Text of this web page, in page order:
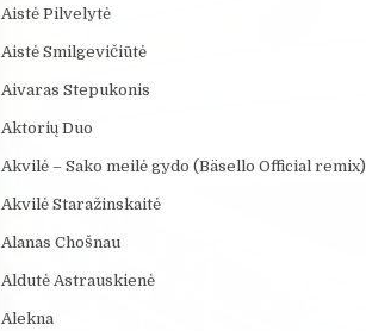
Aistė Pilvelytė
Aistė Smilgevičiūtė
Aivaras Stepukonis
Aktorių Duo
Akvilė – Sako meilė gydo (Bäsello Official remix)
Akvilė Staražinskaitė
Alanas Chošnau
Aldutė Astrauskienė
Alekna